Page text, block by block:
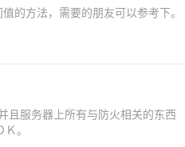
的方法，需要的朋友可以参考下。
且服务器上所有与防火相关的东西
。